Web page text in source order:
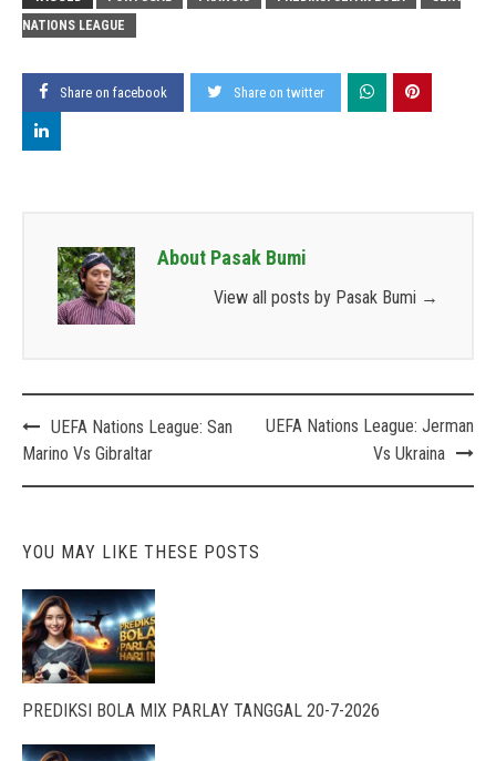
NATIONS LEAGUE
Share on facebook Share on twitter
About Pasak Bumi
View all posts by Pasak Bumi →
Post
navigation
UEFA Nations League: San
Marino Vs Gibraltar
UEFA Nations League: Jerman
Vs Ukraina
YOU MAY LIKE THESE POSTS
PREDIKSI BOLA MIX PARLAY TANGGAL 20-7-2026